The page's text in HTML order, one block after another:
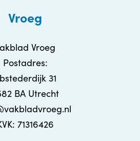
Vroeg
Vroeg
Postadres:
31
BA Utrecht
71316426